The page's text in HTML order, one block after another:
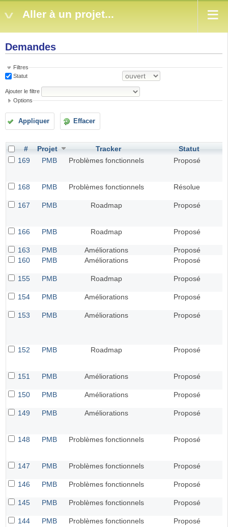
Aller à un projet...
Demandes
Filtres
Statut
Ajouter le filtre
Options
Appliquer Effacer
# Projet Tracker
Statut
169
PMB Problèmes fonctionnels Proposé
168 PMB Problèmes fonctionnels Résolue
167 PMB Roadmap Proposé
166 PMB Roadmap Proposé
163 PMB Améliorations
Proposé
160
PMB Améliorations Proposé
155 PMB Roadmap Proposé
154 PMB Améliorations Proposé
153 PMB Améliorations Proposé
152 PMB Roadmap Proposé
151 PMB Améliorations Proposé
150 PMB Améliorations Proposé
149 PMB Améliorations Proposé
148 PMB Problèmes fonctionnels Proposé
147 PMB Problèmes fonctionnels Proposé
146 PMB Problèmes fonctionnels Proposé
145 PMB Problèmes fonctionnels Proposé
144 PMB Problèmes fonctionnels Proposé